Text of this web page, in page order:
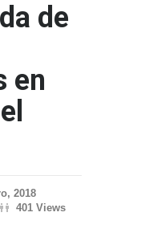
de
en
2018
401 Views